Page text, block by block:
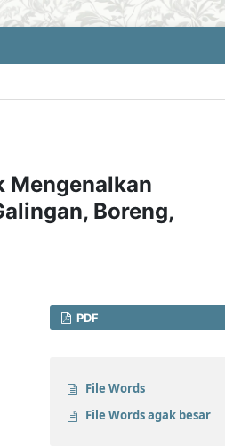
Mengenalkan
Boreng,
PDF
File Words
File Words agak besar